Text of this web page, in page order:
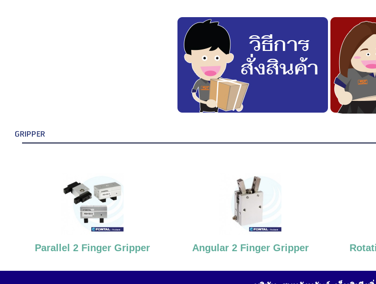
GRIPPER
Parallel 2 Finger Gripper Angular 2 Finger Gripper